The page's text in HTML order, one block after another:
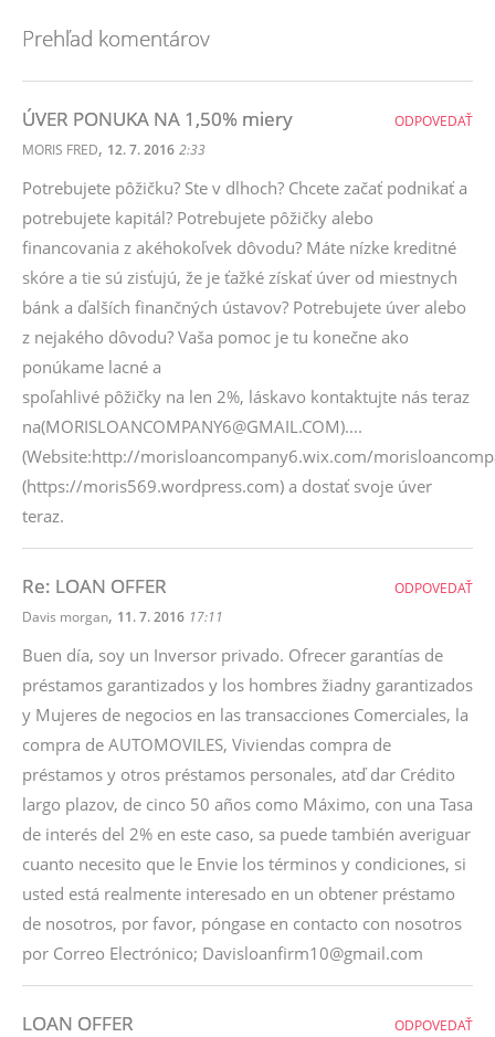
Prehľad komentárov
ÚVER PONUKA NA 1,50% miery
MORIS FRED, 12. 7. 2016 2:33
Potrebujete pôžičku? Ste v dlhoch? Chcete začať podnikať a
potrebujete kapitál? Potrebujete pôžičky alebo
financovania z akéhokoľvek dôvodu? Máte nízke kreditné
skóre a tie sú zisťujú, že je ťažké získať úver od miestnych
bánk a ďalších finančných ústavov? Potrebujete úver alebo
z nejakého dôvodu? Vaša pomoc je tu konečne ako
ponúkame lacné a
spoľahlivé pôžičky na len 2%, láskavo kontaktujte nás teraz
na(MORISLOANCOMPANY6@GMAIL.COM)....
(Website:http://morisloancompany6.wix.com/
(https://moris569.wordpress.com) a dostať svoje úver
teraz.
ODPOVEDAŤ
Re: LOAN OFFER
Davis morgan, 11. 7. 2016 17:11
Buen día, soy un Inversor privado. Ofrecer garantías de
préstamos garantizados y los hombres žiadny garantizados
y Mujeres de negocios en las transacciones Comerciales, la
compra de AUTOMOVILES, Viviendas compra de
préstamos y otros préstamos personales, atď dar Crédito
largo plazov, de cinco 50 años como Máximo, con una Tasa
de interés del 2% en este caso, sa puede también averiguar
cuanto necesito que le Envie los términos y condiciones, si
usted está realmente interesado en un obtener préstamo
de nosotros, por favor, póngase en contacto con nosotros
por Correo Electrónico; Davisloanfirm10@gmail.com
ODPOVEDAŤ
LOAN OFFER ODPOVEDAŤ